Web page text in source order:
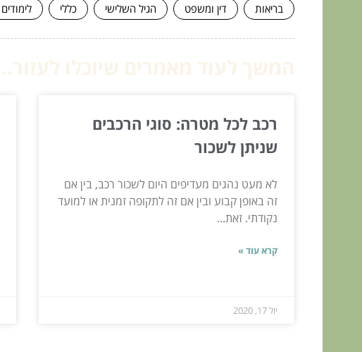
בריאות דין ומשפט הגיל השלישי כללי לימודים
רכב לכל מטרה: סוגי הרכבים
שניתן לשכור
לא מעט נהגים מעדיפים היום לשכור רכב, בין אם
זה באופן קבוע ובין אם זה לתקופה זמנית או למועד
נקודתי. זאת...
קרא עוד »
יול 17, 2020